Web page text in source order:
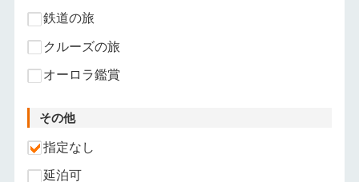
鉄道の旅
クルーズの旅
オーロラ鑑賞
その他
指定なし
延泊可